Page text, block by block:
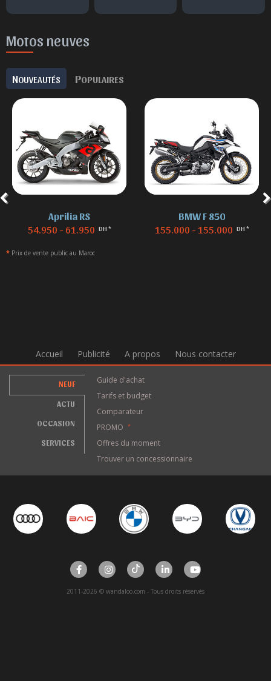
Motos neuves
NOUVEAUTÉS POPULAIRES
Aprilia RS
54.950 - 61.950 DH *
BMW F 850
155.000 - 155.000 DH *
* Prix de vente public au Maroc
Accueil Publicité A propos Nous contacter
NEUF
ACTU
OCCASION
SERVICES
Guide d'achat
Tarifs et budget
Comparateur
PROMO
*
Offres du moment
Trouver un concessionnaire
2011-2026 © wandaloo.com - Tous droits réservés